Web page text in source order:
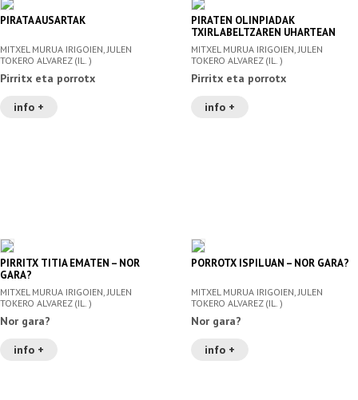
PIRATA AUSARTAK
MITXEL MURUA IRIGOIEN, JULEN
TOKERO ALVAREZ (IL. )
Pirritx eta porrotx
info +
PIRATEN OLINPIADAK
TXIRLABELTZAREN UHARTEAN
MITXEL MURUA IRIGOIEN, JULEN
TOKERO ALVAREZ (IL. )
Pirritx eta porrotx
info +
PIRRITX TITIA EMATEN – NOR
GARA?
MITXEL MURUA IRIGOIEN, JULEN
TOKERO ALVAREZ (IL. )
Nor gara?
info +
PORROTX ISPILUAN – NOR GARA?
MITXEL MURUA IRIGOIEN, JULEN
TOKERO ALVAREZ (IL. )
Nor gara?
info +